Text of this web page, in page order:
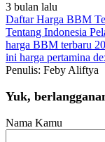
3 bulan lalu
Daftar Harga BBM
Tentang Indonesia
harga BBM terbaru
ini harga pertamina
Penulis: Feby Aliftya
Yuk,
Nama Kamu